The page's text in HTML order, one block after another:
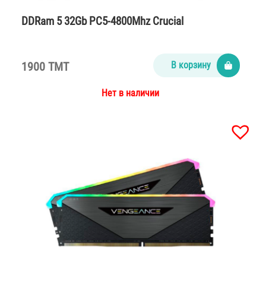
DDRam 5 32Gb PC5-4800Mhz Crucial
1900 TMT В корзину
Нет в наличии